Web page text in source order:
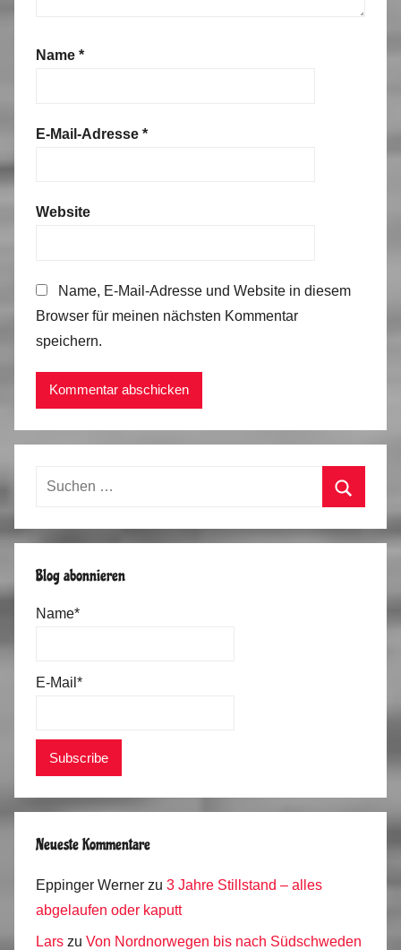
Name *
E-Mail-Adresse *
Website
Name, E-Mail-Adresse und Website in diesem
Browser für meinen nächsten Kommentar
speichern.
Suchen
Blog abonnieren
Name*
E-Mail*
Neueste Kommentare
Eppinger Werner zu 3 Jahre Stillstand – alles
abgelaufen oder kaputt
Lars zu Von Nordnorwegen bis nach Südschweden